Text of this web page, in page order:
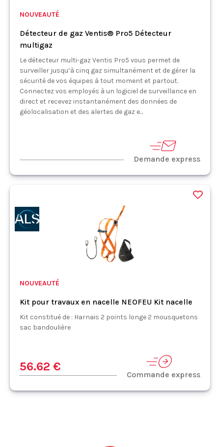
NOUVEAUTÉ
Détecteur de gaz Ventis® Pro5 Détecteur
multigaz
Le détecteur multi-gaz Ventis Pro5 vous permet de
surveiller jusqu’à cinq gaz simultanément et de gérer la
sécurité de vos équipes à tout moment et partout.
Connectez vos employés à un logiciel de surveillance en
direct et recevez instantanément des données de
géolocalisation et des alertes de gaz e...
Demande express
NOUVEAUTÉ
Kit pour travaux en nacelle NEOFEU Kit nacelle
Kit constitué de : Harnais 2 points longe 2 mousquetons
sac bandoulière
56.62 €
Commande express